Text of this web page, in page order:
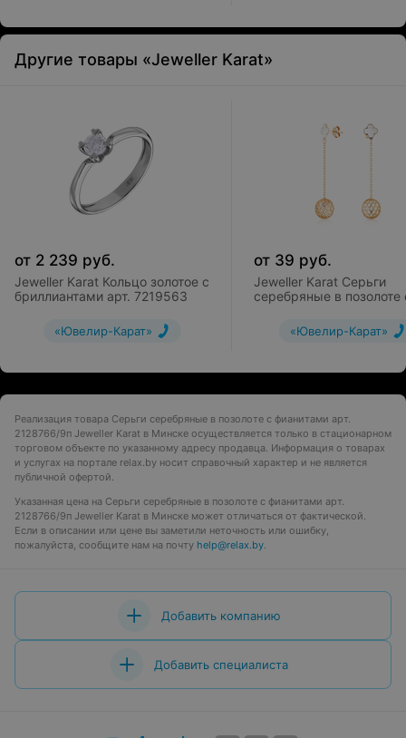
Другие товары «Jeweller Karat»
от 2 239 руб.
Jeweller Karat Кольцо золотое с
бриллиантами арт. 7219563
«Ювелир-Карат»
от 39 руб.
Jeweller Karat Серьги
серебряные в позолоте
«Ювелир-Карат»
Реализация товара Серьги серебряные в позолоте с фианитами арт.
2128766/9п Jeweller Karat в Минске осуществляется только в стационарном
торговом объекте по указанному адресу продавца. Информация о товарах
и услугах на портале relax.by носит справочный характер и не является
публичной офертой.
Указанная цена на Серьги серебряные в позолоте с фианитами арт.
2128766/9п Jeweller Karat в Минске может отличаться от фактической.
Если в описании или цене вы заметили неточность или ошибку,
пожалуйста, сообщите нам на почту help@relax.by.
Добавить компанию
Добавить специалиста